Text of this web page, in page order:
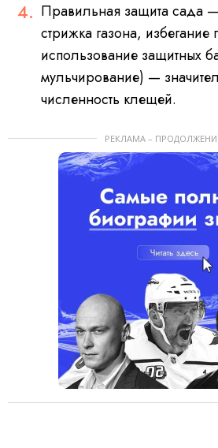
Правильная защита сада
стрижка газона, избегание
использование защитных
мульчирование) —
численность клещей.
РЕКЛАМА –